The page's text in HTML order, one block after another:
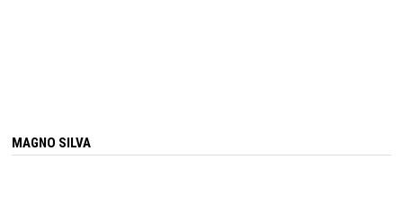
MAGNO SILVA